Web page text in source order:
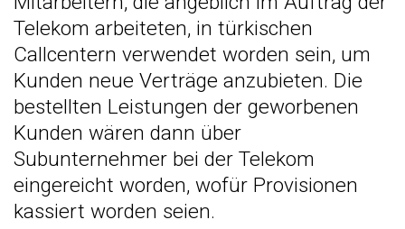
Telekom arbeiteten, in türkischen
Callcentern verwendet worden sein, um
Kunden neue Verträge anzubieten. Die
bestellten Leistungen der geworbenen
Kunden wären dann über
Subunternehmer bei der Telekom
eingereicht worden, wofür Provisionen
kassiert worden seien.